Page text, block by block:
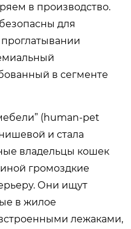
в производство.
для
в сегменте
(human-pet
и стала
владельцы кошек
громоздкие
Они ищут
в жилое
лежаками,